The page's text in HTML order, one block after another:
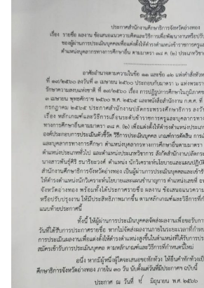
Search
for:
Search